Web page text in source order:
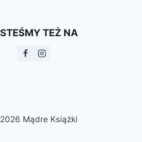
TEŻ NA
Mądre Książki